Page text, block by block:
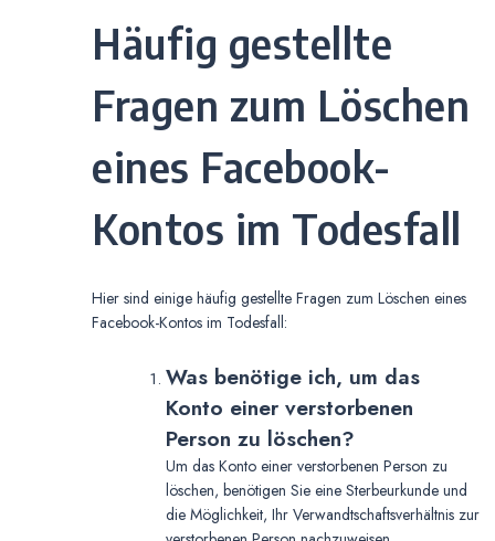
Häufig gestellte
Fragen zum Löschen
eines Facebook-
Kontos im Todesfall
Hier sind einige häufig gestellte Fragen zum Löschen eines
Facebook-Kontos im Todesfall:
Was benötige ich, um das
Konto einer verstorbenen
Person zu löschen?
Um das Konto einer verstorbenen Person zu
löschen, benötigen Sie eine Sterbeurkunde und
die Möglichkeit, Ihr Verwandtschaftsverhältnis zur